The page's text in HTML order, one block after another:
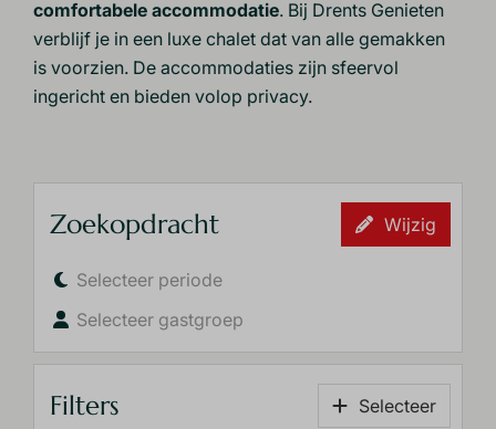
comfortabele accommodatie. Bij Drents Genieten
verblijf je in een luxe chalet dat van alle gemakken
is voorzien. De accommodaties zijn sfeervol
ingericht en bieden volop privacy.
Zoekopdracht Wijzig
Selecteer periode
Selecteer gastgroep
Filters Selecteer